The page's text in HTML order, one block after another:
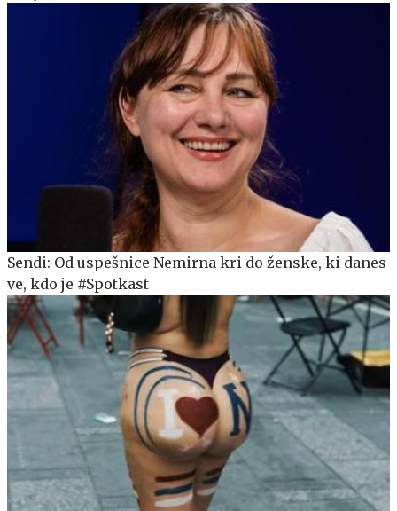
Sendi: Od uspešnice Nemirna kri do ženske, ki danes
ve, kdo je #Spotkast